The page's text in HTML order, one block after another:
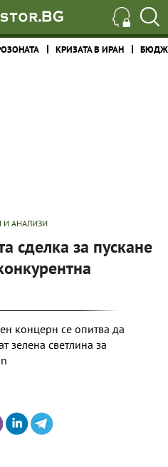
КРИЗАТА В ИРАН
И АНАЛИЗИ
сделка за пускане
концерн се опитва да
зелена светлина за